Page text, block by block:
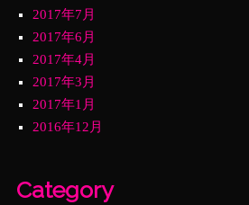
2017年7月
2017年6月
2017年4月
2017年3月
2017年1月
2016年12月
Category